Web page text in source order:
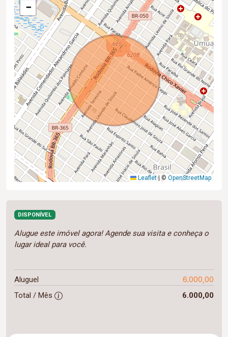
−
Leaflet |© OpenStreetMap
DISPONÍVEL
Alugue este imóvel agora! Agende sua visita e conheça o
lugar ideal para você.
Aluguel 6.000,00
Total / Mês 6.000,00